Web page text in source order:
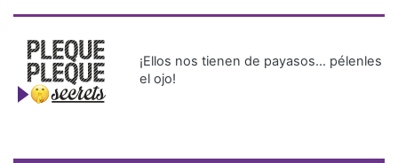
¡Ellos nos tienen de payasos… pélenles
el ojo!